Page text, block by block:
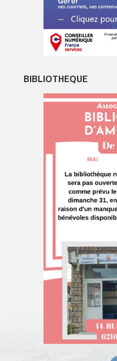
BIBLIOTHEQUE